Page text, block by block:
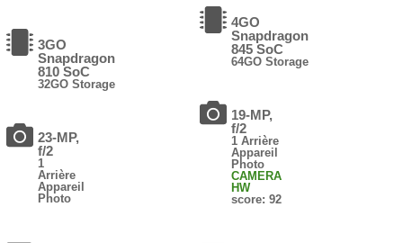
3GO
Snapdragon
810 SoC
32GO Storage
23-MP,
f/2
1
Arrière
Appareil
Photo
4GO
Snapdragon
845 SoC
64GO Storage
19-MP,
f/2
1 Arrière
Appareil
Photo
CAMERA
HW
score: 92